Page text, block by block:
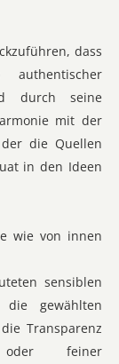
dass
durch seine
mit der
die Quellen
in den Ideen
wie von innen
sensiblen
gewählten
Transparenz
oder feiner